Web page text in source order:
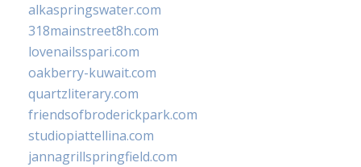
alkaspringswater.com
318mainstreet8h.com
lovenailsspari.com
oakberry-kuwait.com
quartzliterary.com
friendsofbroderickpark.com
studiopiattellina.com
jannagrillspringfield.com